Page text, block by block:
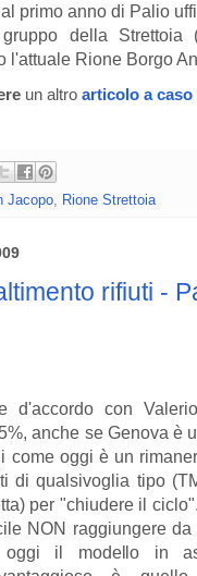
primo anno di Palio
della
l'attuale Rione Borgo
un altro articolo a caso
Jacopo Rione Strettoia
rifiuti -
d'accordo con
anche se Genova è
come oggi è un
di qualsivoglia tipo
per "chiudere il
NON raggiungere
il modello in